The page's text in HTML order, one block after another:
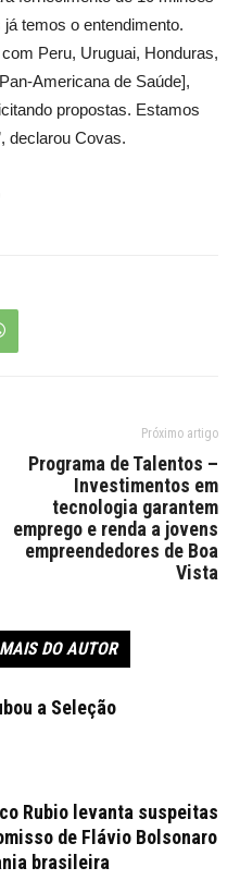
temos o entendimento.
Peru, Uruguai, Honduras,
Americana de Saúde],
propostas. Estamos
declarou Covas.
Próximo artigo
Programa de Talentos –
Investimentos em
tecnologia garantem
emprego e renda a jovens
empreendedores de Boa
Vista
MAIS DO AUTOR
a Seleção
Rubio levanta suspeitas
de Flávio Bolsonaro
brasileira